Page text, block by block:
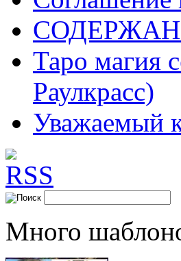
Таро магия
Раулкрасс)
Уважаемый
Много